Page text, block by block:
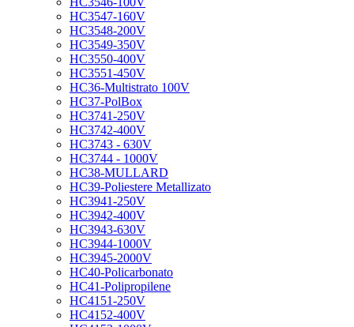
HC3547-160V
HC3548-200V
HC3549-350V
HC3550-400V
HC3551-450V
HC36-Multistrato 100V
HC37-PolBox
HC3741-250V
HC3742-400V
HC3743 - 630V
HC3744 - 1000V
HC38-MULLARD
HC39-Poliestere Metallizato
HC3941-250V
HC3942-400V
HC3943-630V
HC3944-1000V
HC3945-2000V
HC40-Policarbonato
HC41-Polipropilene
HC4151-250V
HC4152-400V